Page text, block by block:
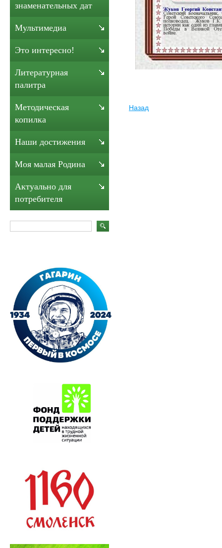
Назад
знаменательных дат
Мультимедиа
Это интересно!
Литературная
палитра
Методическая
копилка
Наши достижения
Моя малая Родина
Актуально для
потребителя